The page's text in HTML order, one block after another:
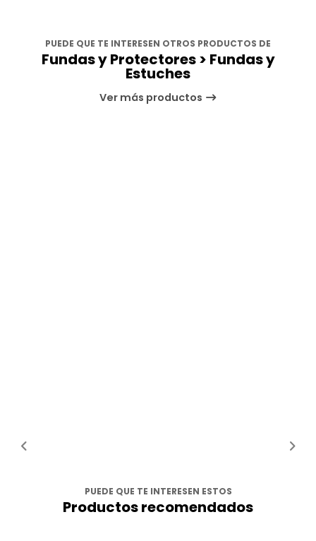
PUEDE QUE TE INTERESEN OTROS PRODUCTOS DE
Fundas y Protectores > Fundas y
Estuches
Ver más productos
PUEDE QUE TE INTERESEN ESTOS
Productos recomendados